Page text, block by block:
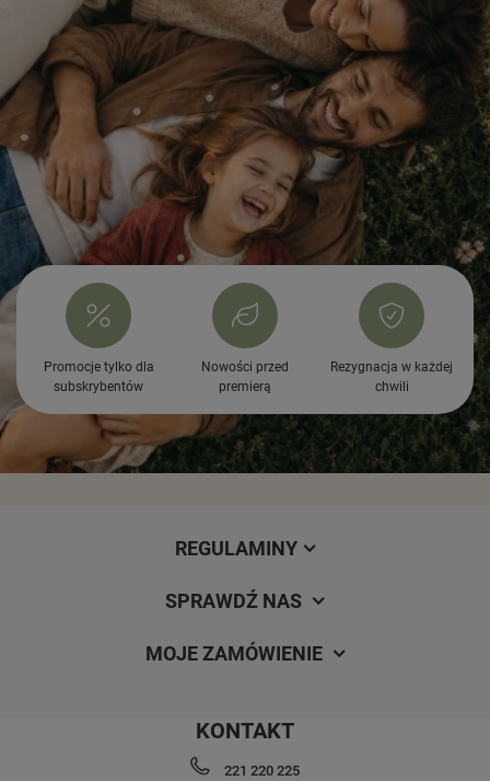
Promocje tylko dla
subskrybentów
Nowości przed
premierą
Rezygnacja w każdej
chwili
REGULAMINY
SPRAWDŹ NAS
MOJE ZAMÓWIENIE
KONTAKT
221 220 225